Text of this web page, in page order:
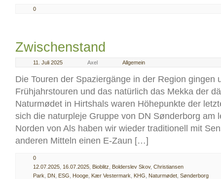
0
Zwischenstand
11. Juli 2025 Axel Allgemein
Die Touren der Spaziergänge in der Region gingen
Frühjahrstouren und das natürlich das Mekka der
Naturmødet in Hirtshals waren Höhepunkte der
sich die naturpleje Gruppe von DN Sønderborg am
Norden von Als haben wir wieder traditionell mit
anderen Mitteln einen E-Zaun […]
0
12.07.2025 16.07.2025 Bioblitz Bolderslev Skov, Christiansen
Park
DN ESG Hooge Kær Vestermark KHG Naturmødet Sønderborg